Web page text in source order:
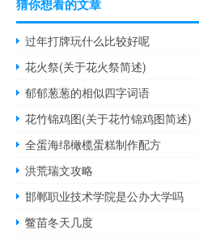
猜你想看的文章
过年打牌玩什么比较好呢
花火祭(关于花火祭简述)
郁郁葱葱的相似四字词语
花竹锦鸡图(关于花竹锦鸡图简述)
全蛋海绵橄榄蛋糕制作配方
洪荒瑞文攻略
邯郸职业技术学院是公办大学吗
鳖苗冬天几度